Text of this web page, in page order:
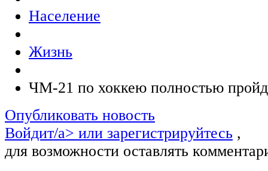
Население
Жизнь
ЧМ-21 по хоккею полностью
Опубликовать новость
Войдит/a> или зарегистрируйтесь ,
для возможности оставлять